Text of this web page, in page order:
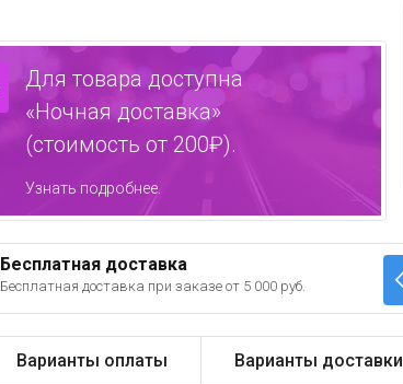
Для товара доступна
«Ночная доставка»
(стоимость от 200₽).
Узнать подробнее.
Бесплатная доставка
Бесплатная доставка при заказе от 5 000 руб.
Варианты оплаты Варианты доставки